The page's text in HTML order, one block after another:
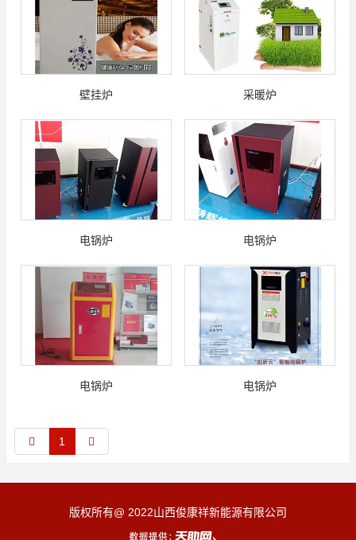
壁挂炉 采暖炉
电锅炉 电锅炉
电锅炉 电锅炉
1
版权所有@ 2022山西俊康祥新能源有限公司